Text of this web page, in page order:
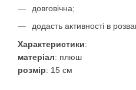
довговічна;
додасть активності в
Характеристики:
матеріал: плюш
розмір: 15 см